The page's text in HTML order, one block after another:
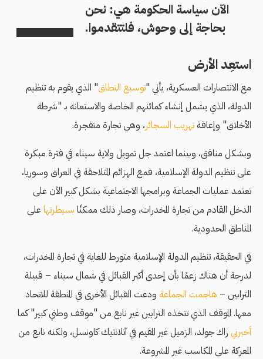
الآن سياسة الحكومة هي: نحن
بحاجة إلى وحوش، فلتتقدموا.
استعِد الأرض
مع الانتصارات العسكرية، يأتي "توسيع النطاق" الذي يقوم به تنظيم
الدولة، الذي يشمل إنشاء كمائنهم الخاصة والاستعانة بـ "شرطة
الأخلاق" وإعاقة تهريب السجائر، وهي تجارة متفجرة.
وبشكل منافق، وبينما اعتمد جل تمويل ولاية سيناء في فترة مبكرة
على تنظيم الدولة الإسلامية، فمع الهزائم المتلاحقة في العراق وسوريا،
تعتمد عمليات الجماعة وبرامجها الاجتماعية بشكل كبير الآن على
الدخل القادم من تجارة المخدرات، وصار ذلك ممكنًا بسيطرتهاعلى
المناطق الحدودية.
في الحقيقة، تنظيم الدولة الإسلامية متورط للغاية في تجارة المخدرات،
لدرجة أن هناك زعمًا بأن إحدى أكبر القبائل في شمال سيناء – قبيلة
الترابين – هاجمت الجماعة ودعت القبائل الأخرى في المنطقة للاتحاد
معها. الموقف الذي تتخذه الترابين غير نابع من "موقف وطني كبير" كما
أخبرني زاك جولد، الزميل غير المقيم في آتلانتيك كاونسل، ولكنه نابع من
المعركة على المكاسب غير المشروعة.